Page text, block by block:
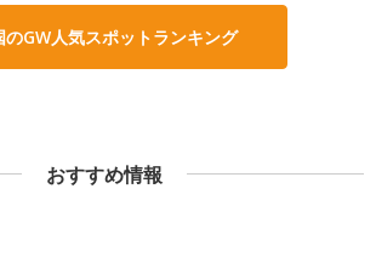
のGW人気スポットランキング
おすすめ情報